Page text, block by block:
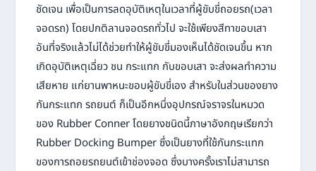
ชัดเจน เพื่อเป็นการลดอุบัติเหตุในเวลาที่ผู้ขับขี่ถอยรถ(เวลา
จอดรถ) โดยปกติลานจอดรถทั่วไป จะใช้เพียงสีทาขอบเสา
อันที่จริงแล้วไม่ได้ช่วยทำให้ผู้ขับขี่มองเห็นได้ชัดเจนขึ้น หาก
เกิดอุบัติเหตุเฉี่ยว ชน กระแทก กับขอบเสา จะส่งผลทำความ
เสียหาย แก่ยานพาหนะขอบผู้ขับขี่เอง สำหรับในส่วนของยาง
กันกระแทก รถยนต์ ก็เป็นอีกหนึ่งอุปกรณ์จราจรในหมวด
ของ Rubber Conner โดยยางชนิดนี้ภาษาอังกฤษเรียกว่า
Rubber Docking Bumper ซึ่งเป็นยางที่ใช้กันกระแทก
ของการถอยรถยนต์เข้าช่องจอด ซึ่งบางครั้งเราไม่สามารถ